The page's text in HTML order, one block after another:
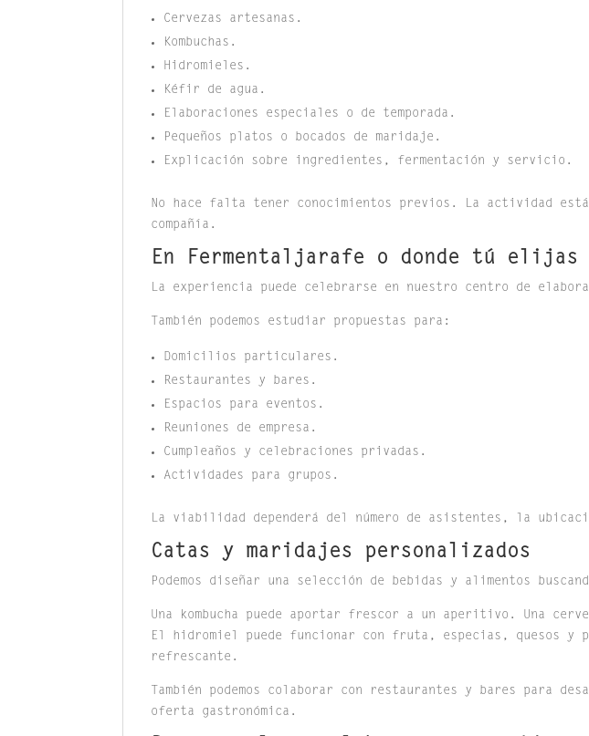
Cervezas artesanas.
Kombuchas.
Hidromieles.
Kéfir de agua.
Elaboraciones especiales o de temporada.
Pequeños platos o bocados de maridaje.
Explicación sobre ingredientes, fermentación y servicio.
No hace falta tener conocimientos previos. La actividad
compañía.
En Fermentaljarafe o donde tú elijas
La experiencia puede celebrarse en nuestro centro de
También podemos estudiar propuestas para:
Domicilios particulares.
Restaurantes y bares.
Espacios para eventos.
Reuniones de empresa.
Cumpleaños y celebraciones privadas.
Actividades para grupos.
La viabilidad dependerá del número de asistentes, la
Catas y maridajes personalizados
Podemos diseñar una selección de bebidas y alimentos
Una kombucha puede aportar frescor a un aperitivo. Una
El hidromiel puede funcionar con fruta, especias, quesos
refrescante.
También podemos colaborar con restaurantes y bares para
oferta gastronómica.